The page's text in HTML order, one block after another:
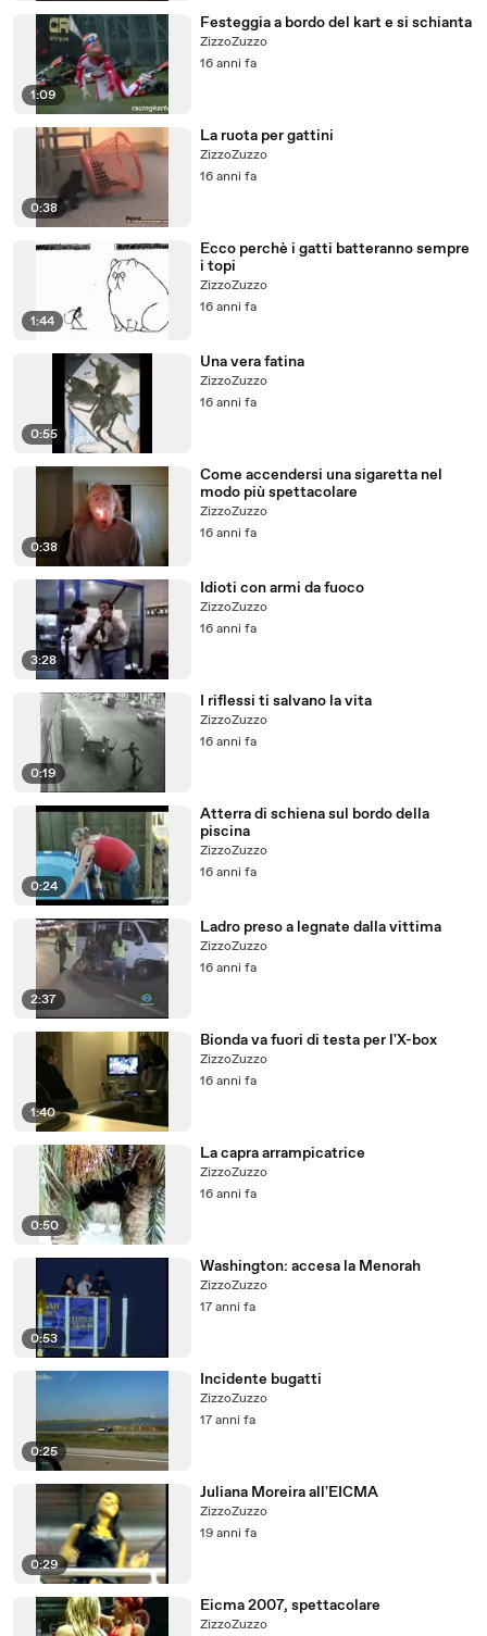
1:09
Festeggia a bordo del kart e si schianta
ZizzoZuzzo
16 anni fa
0:38
La ruota per gattini
ZizzoZuzzo
16 anni fa
1:44
Ecco perchè i gatti batteranno sempre
i topi
ZizzoZuzzo
16 anni fa
0:55
Una vera fatina
ZizzoZuzzo
16 anni fa
0:38
Come accendersi una sigaretta nel
modo più spettacolare
ZizzoZuzzo
16 anni fa
3:28
Idioti con armi da fuoco
ZizzoZuzzo
16 anni fa
0:19
I riflessi ti salvano la vita
ZizzoZuzzo
16 anni fa
0:24
Atterra di schiena sul bordo della
piscina
ZizzoZuzzo
16 anni fa
2:37
Ladro preso a legnate dalla vittima
ZizzoZuzzo
16 anni fa
1:40
Bionda va fuori di testa per l'X-box
ZizzoZuzzo
16 anni fa
0:50
La capra arrampicatrice
ZizzoZuzzo
16 anni fa
0:53
Washington: accesa la Menorah
ZizzoZuzzo
17 anni fa
0:25
Incidente bugatti
ZizzoZuzzo
17 anni fa
0:29
Juliana Moreira all'EICMA
ZizzoZuzzo
19 anni fa
Eicma 2007, spettacolare
ZizzoZuzzo